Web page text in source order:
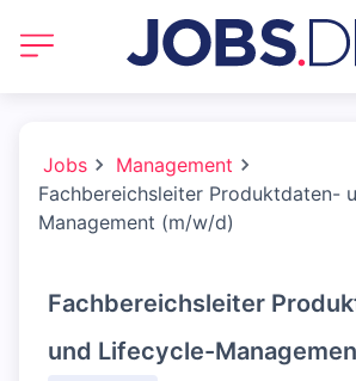
Jobs
Management
Fachbereichsleiter Produktdaten-
Management (m/w/d)
Fachbereichsleiter
und Lifecycle-